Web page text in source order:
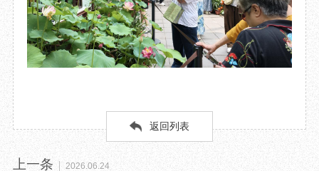
返回列表
上一条 2026.06.24